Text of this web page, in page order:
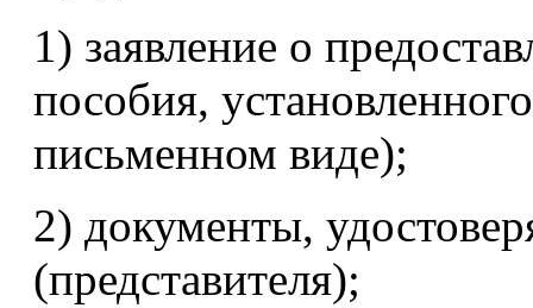
1) заявление о
пособия,
письменном виде);
2) документы,
(представителя);